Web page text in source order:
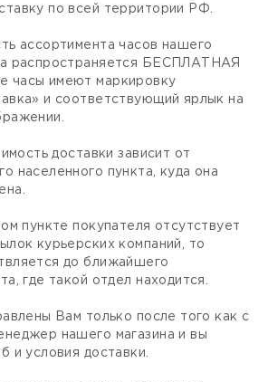
по всей территории РФ.
ассортимента часов нашего
распространяется БЕСПЛАТНАЯ
часы имеют маркировку
и соответствующий ярлык на
доставки зависит от
населенного пункта, куда она
пункте покупателя отсутствует
курьерских компаний, то
до ближайшего
где такой отдел находится.
Вам только после того как с
нашего магазина и вы
и условия доставки.